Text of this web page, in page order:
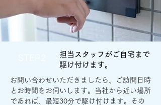
担当スタッフがご自宅まで
駆け付けます。
お問い合わせいただきましたら、ご訪問日時
とお時間をお伺いします。当社から近い場所
であれば、最短30分で駆け付けます。その